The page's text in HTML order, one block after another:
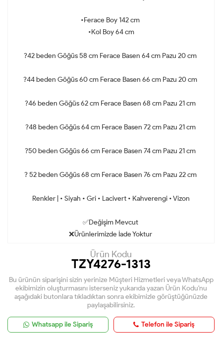
•Ferace Boy 142 cm
•Kol Boy 64 cm
?42 beden Göğüs 58 cm Ferace Basen 64 cm Pazu 20 cm
?44 beden Göğüs 60 cm Ferace Basen 66 cm Pazu 20 cm
?46 beden Göğüs 62 cm Ferace Basen 68 cm Pazu 21 cm
?48 beden Göğüs 64 cm Ferace Basen 72 cm Pazu 21 cm
?50 beden Göğüs 66 cm Ferace Basen 74 cm Pazu 21 cm
? 52 beden Göğüs 68 cm Ferace Basen 76 cm Pazu 22 cm
Renkler | • Siyah • Gri • Lacivert • Kahverengi • Vizon
✅Değişim Mevcut
❌Ürünlerimizde İade Yoktur
Ürün Kodu
TZY4276-1313
Bu ürünün siparişini sizin yerinize Müşteri Hizmetleri veya WhatsApp
ekibimizin oluşturmasını isterseniz yukarıda yazan Ürün Kodu'nu
aşağıdaki butonlara tıkladıktan sonra ekibimizle görüştüğünüzde
paylaşabilirsiniz.
Whatsapp ile Sipariş Telefon ile Sipariş